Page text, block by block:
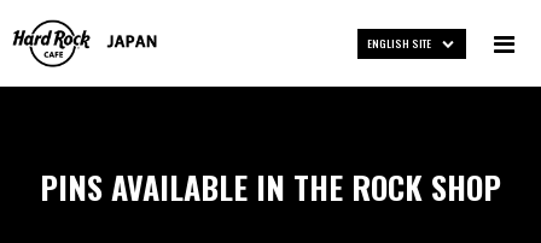
ENGLISH SITE
PINS AVAILABLE IN THE ROCK SHOP